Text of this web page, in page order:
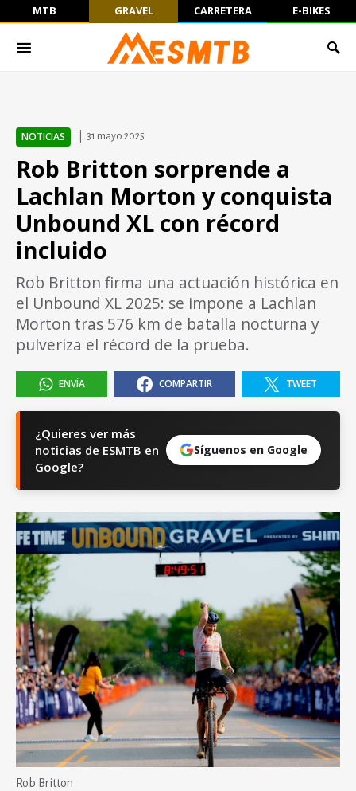
MTB GRAVEL CARRETERA E-BIKES
NOTICIAS 31 mayo 2025
Rob Britton sorprende a
Lachlan Morton y conquista
Unbound XL con récord
incluido
Rob Britton firma una actuación histórica en
el Unbound XL 2025: se impone a Lachlan
Morton tras 576 km de batalla nocturna y
pulveriza el récord de la prueba.
ENVÍA COMPARTIR TWEET
¿Quieres ver más
noticias de ESMTB en
Google?
Síguenos en Google
Rob Britton